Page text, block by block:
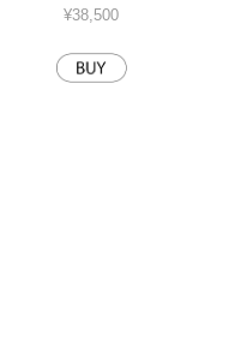
¥38,500